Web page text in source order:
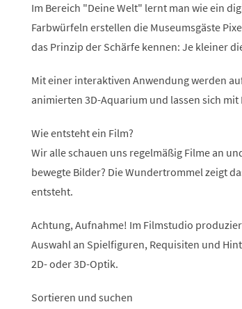
Im Bereich "Deine Welt" lernt man wie ein
Farbwürfeln erstellen die Museumsgäste
das Prinzip der Schärfe kennen: Je kleiner
Mit einer interaktiven Anwendung werden
animierten 3D-Aquarium und lassen sich
Wie entsteht ein Film?
Wir alle schauen uns regelmäßig Filme an
bewegte Bilder? Die Wundertrommel zeigt
entsteht.
Achtung, Aufnahme! Im Filmstudio
Auswahl an Spielfiguren, Requisiten und
2D- oder 3D-Optik.
Sortieren und suchen